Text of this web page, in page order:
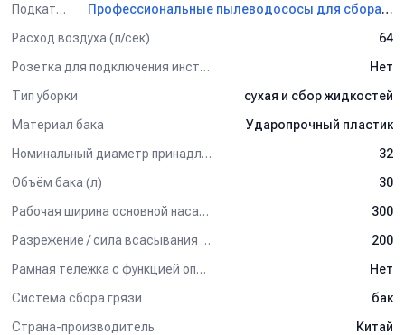
Применение:
магазине, на автомойке.
Подкатегория
Профессиональные пылеводососы для сбора сухой и жидкой грязи TOR
Расход воздуха (л/сек)
64
Розетка для подключения инструмента
Нет
Тип уборки
сухая и сбор жидкостей
Материал бака
Ударопрочный пластик
Номинальный диаметр принадлежностей (мм)
32
Объём бака (л)
30
Рабочая ширина основной насадки (мм)
300
Разрежение / сила всасывания (мбар)
200
Рамная тележка с функцией опрокидывания бака
Нет
Система сбора грязи
бак
Страна-производитель
Китай